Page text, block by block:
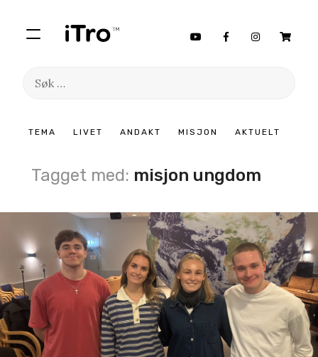
TEMA LIVET ANDAKT MISJON AKTUELT
Søk
Tagget med: misjon ungdom